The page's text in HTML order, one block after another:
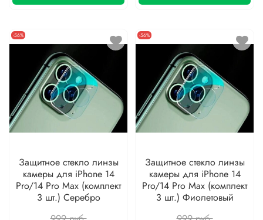
-56%
Защитное стекло линзы
камеры для iPhone 14
Pro/14 Pro Max (комплект
3 шт.) Серебро
-56%
Защитное стекло линзы
камеры для iPhone 14
Pro/14 Pro Max (комплект
3 шт.) Фиолетовый